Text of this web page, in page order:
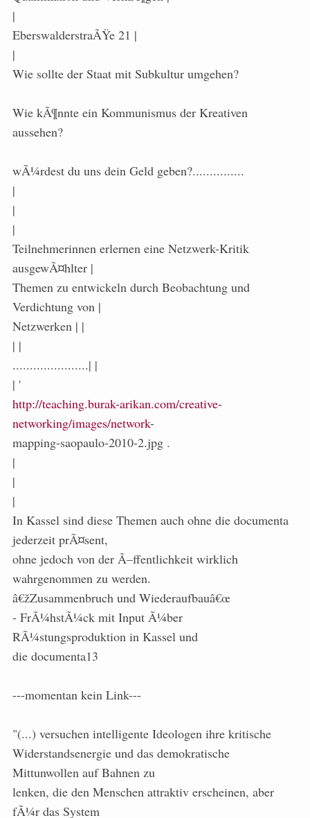
|
EberswalderstraÃŸe 21 |
|
Wie sollte der Staat mit Subkultur umgehen?
Wie kÃ¶nnte ein Kommunismus der Kreativen
aussehen?
wÃ¼rdest du uns dein Geld geben?...............
|
|
|
Teilnehmerinnen erlernen eine Netzwerk-Kritik
ausgewÃ¤hlter |
Themen zu entwickeln durch Beobachtung und
Verdichtung von |
Netzwerken | |
| |
......................| |
| '
http://teaching.burak-arikan.com/creative-
networking/images/network-
mapping-saopaulo-2010-2.jpg .
|
|
|
In Kassel sind diese Themen auch ohne die documenta
jederzeit prÃ¤sent,
ohne jedoch von der Ã–ffentlichkeit wirklich
wahrgenommen zu werden.
â€žZusammenbruch und Wiederaufbauâ€œ
- FrÃ¼hstÃ¼ck mit Input Ã¼ber
RÃ¼stungsproduktion in Kassel und
die documenta13
---momentan kein Link---
"(...) versuchen intelligente Ideologen ihre kritische
Widerstandsenergie und das demokratische
Mittunwollen auf Bahnen zu
lenken, die den Menschen attraktiv erscheinen, aber
fÃ¼r das System